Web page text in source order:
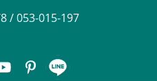
/ 053-015-197